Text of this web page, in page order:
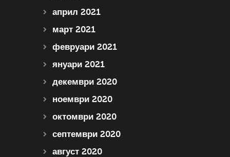
април 2021
март 2021
февруари 2021
януари 2021
декември 2020
ноември 2020
октомври 2020
септември 2020
август 2020